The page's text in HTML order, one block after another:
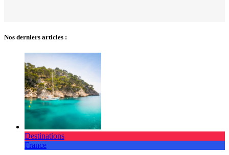
Nos derniers articles :
Destinations
France